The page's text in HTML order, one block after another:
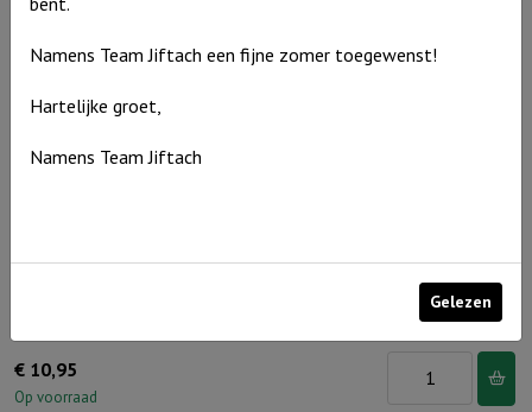
€ 10,95
Op voorraad
Namens Team Jiftach een fijne zomer toegewenst!
Hartelijke groet,
Namens Team Jiftach
Gelezen